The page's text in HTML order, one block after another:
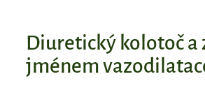
Diuretický kolotoč a
jménem